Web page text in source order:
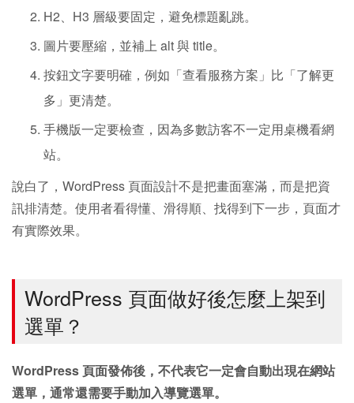
H2、H3 層級要固定，避免標題亂跳。
圖片要壓縮，並補上 alt 與 title。
按鈕文字要明確，例如「查看服務方案」比「了解更
多」更清楚。
手機版一定要檢查，因為多數訪客不一定用桌機看網
站。
說白了，WordPress 頁面設計不是把畫面塞滿，而是把資
訊排清楚。使用者看得懂、滑得順、找得到下一步，頁面才
有實際效果。
WordPress 頁面做好後怎麼上架到
選單？
WordPress 頁面發佈後，不代表它一定會自動出現在網站
選單，通常還需要手動加入導覽選單。